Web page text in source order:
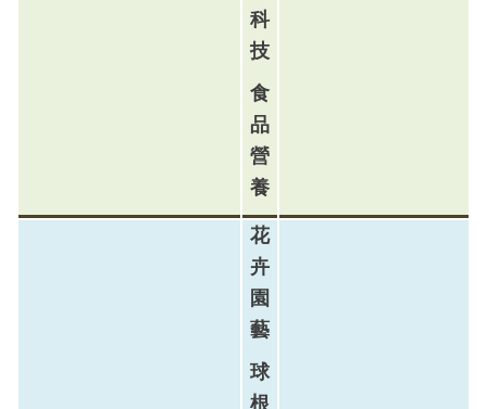
科
技
食
品
營
養
花
卉
園
藝
球
根